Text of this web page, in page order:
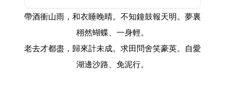
帶酒衝山雨，和衣睡晚晴。不知鐘鼓報天明。夢裏
栩然蝴蝶、一身輕。
老去才都盡，歸來計未成。求田問舍笑豪英。自愛
湖邊沙路、免泥行。